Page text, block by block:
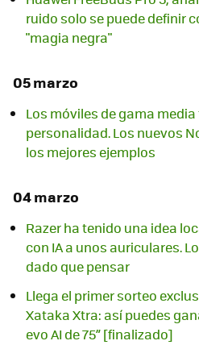
ruido solo se puede definir
"magia negra"
05 marzo
Los móviles de gama
personalidad. Los nuevos
los mejores ejemplos
04 marzo
Razer ha tenido una idea
con IA a unos auriculares.
dado que pensar
Llega el primer sorteo
Xataka Xtra: así puedes
evo AI de 75” [finalizado]